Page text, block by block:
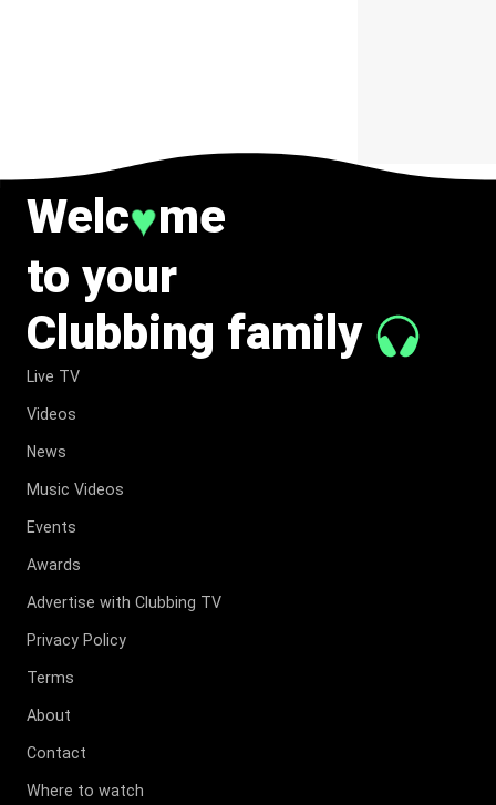
Welc♥me
to your
Clubbing family
Live TV
Videos
News
Music Videos
Events
Awards
Advertise with Clubbing TV
Privacy Policy
Terms
About
Contact
Where to watch